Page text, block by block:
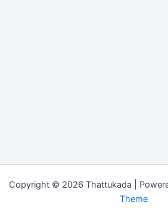
Copyright © 2026 Thattukada |
Theme